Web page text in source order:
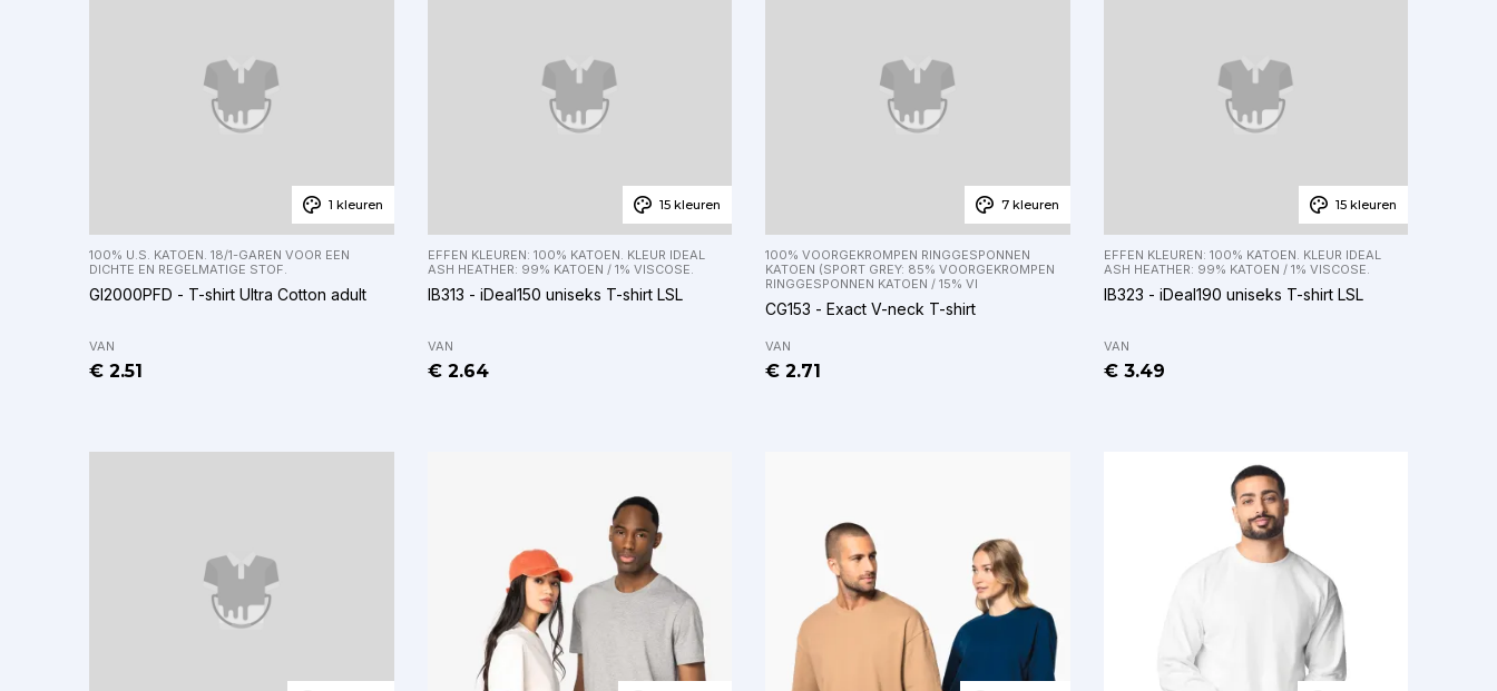
1 kleuren
100% U.S. KATOEN. 18/1-GAREN VOOR EEN
DICHTE EN REGELMATIGE STOF.
GI2000PFD - T-shirt Ultra Cotton adult
VAN
€ 2.51
15 kleuren
EFFEN KLEUREN: 100% KATOEN. KLEUR IDEAL
ASH HEATHER: 99% KATOEN / 1% VISCOSE.
IB313 - iDeal150 uniseks T-shirt LSL
VAN
€ 2.64
7 kleuren
100% VOORGEKROMPEN RINGGESPONNEN
KATOEN (SPORT GREY: 85% VOORGEKROMPEN
RINGGESPONNEN KATOEN / 15% VI
CG153 - Exact V-neck T-shirt
VAN
€ 2.71
15 kleuren
EFFEN KLEUREN: 100% KATOEN. KLEUR IDEAL
ASH HEATHER: 99% KATOEN / 1% VISCOSE.
IB323 - iDeal190 uniseks T-shirt LSL
VAN
€ 3.49